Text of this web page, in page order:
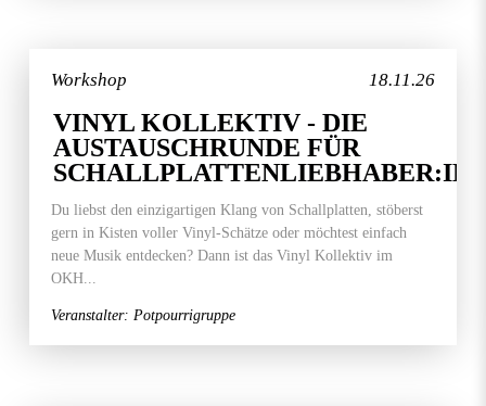
18.11.26
Workshop
VINYL KOLLEKTIV - DIE
AUSTAUSCHRUNDE FÜR
Du liebst den einzigartigen Klang von Schallplatten, stöberst
gern in Kisten voller Vinyl-Schätze oder möchtest einfach
neue Musik entdecken? Dann ist das Vinyl Kollektiv im
OKH...
Veranstalter: Potpourrigruppe